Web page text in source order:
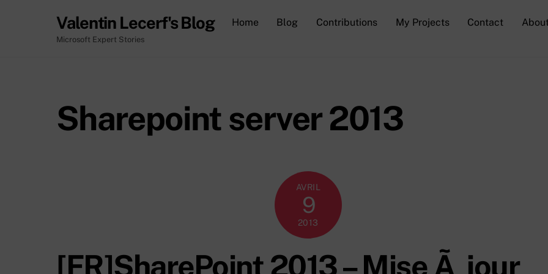
Valentin Lecerf's Blog
Microsoft Expert Stories
Home Blog Contributions My Projects Contact
Sharepoint server 2013
AVRIL
9
2013
[FR]SharePoint 2013 – Mise Ã jour